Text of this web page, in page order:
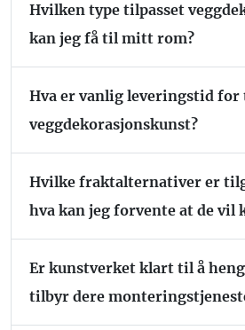
Hvilken type tilpasset
kan jeg få til mitt rom?
Hva er vanlig leveringstid for
veggdekorasjonskunst?
Hvilke fraktalternativer er
hva kan jeg forvente at de vil
Er kunstverket klart til å
tilbyr dere